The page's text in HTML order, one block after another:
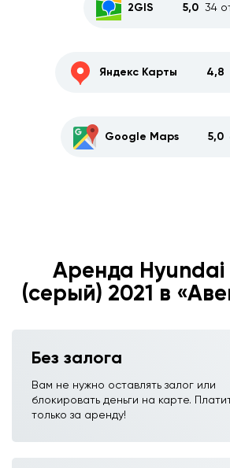
2GIS 5,0 34
Яндекс Карты 4,8
Google Maps 5,0
Аренда Hyundai
(серый) 2021 в
Без залога
Вам не нужно оставлять залог или
блокировать деньги на карте.
только за аренду!